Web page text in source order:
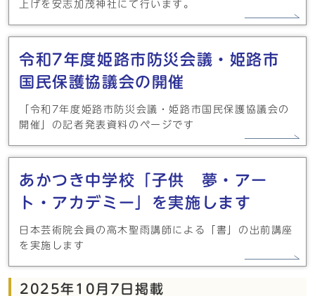
上げを安志加茂神社にて行います。
令和7年度姫路市防災会議・姫路市
国民保護協議会の開催
「令和7年度姫路市防災会議・姫路市国民保護協議会の
開催」の記者発表資料のページです
あかつき中学校「子供 夢・アー
ト・アカデミー」を実施します
日本芸術院会員の高木聖雨講師による「書」の出前講座
を実施します
2025年10月7日掲載